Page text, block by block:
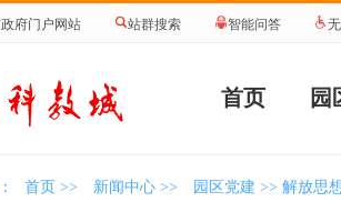
府门户网站 站群搜索 智能问答
首页 园
首页 >> 新闻中心 >> 园区党建 >> 解放思